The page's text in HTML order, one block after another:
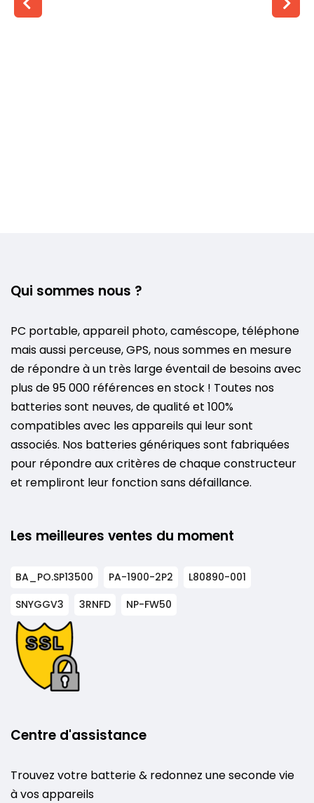
Qui sommes nous ?
PC portable, appareil photo, caméscope, téléphone
mais aussi perceuse, GPS, nous sommes en mesure
de répondre à un très large éventail de besoins avec
plus de 95 000 références en stock ! Toutes nos
batteries sont neuves, de qualité et 100%
compatibles avec les appareils qui leur sont
associés. Nos batteries génériques sont fabriquées
pour répondre aux critères de chaque constructeur
et rempliront leur fonction sans défaillance.
Les meilleures ventes du moment
BA_PO.SP13500 PA-1900-2P2
L80890-001
SNYGGV3
3RNFD NP-FW50
Centre d'assistance
Trouvez votre batterie & redonnez une seconde vie
à vos appareils